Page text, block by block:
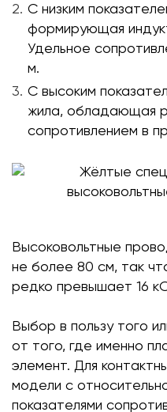
С низким
формирующая
Удельное
м.
С высоким
жила, обладающая
сопротивлением в
Высоковольтные
не более 80 см, так
редко превышает 16
Выбор в пользу того
от того, где именно
элемент. Для
модели с
показателями